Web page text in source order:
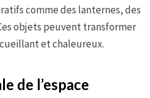
comme des lanternes, des
objets peuvent transformer
et chaleureux.
de l’espace